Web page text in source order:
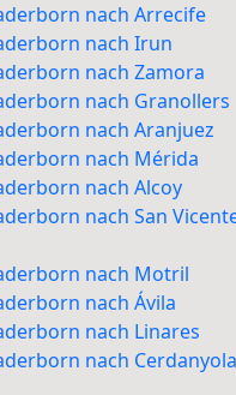
nach Arrecife
nach Irun
nach Zamora
nach Granollers
nach Aranjuez
nach Mérida
nach Alcoy
nach San
nach Motril
nach Ávila
nach Linares
nach